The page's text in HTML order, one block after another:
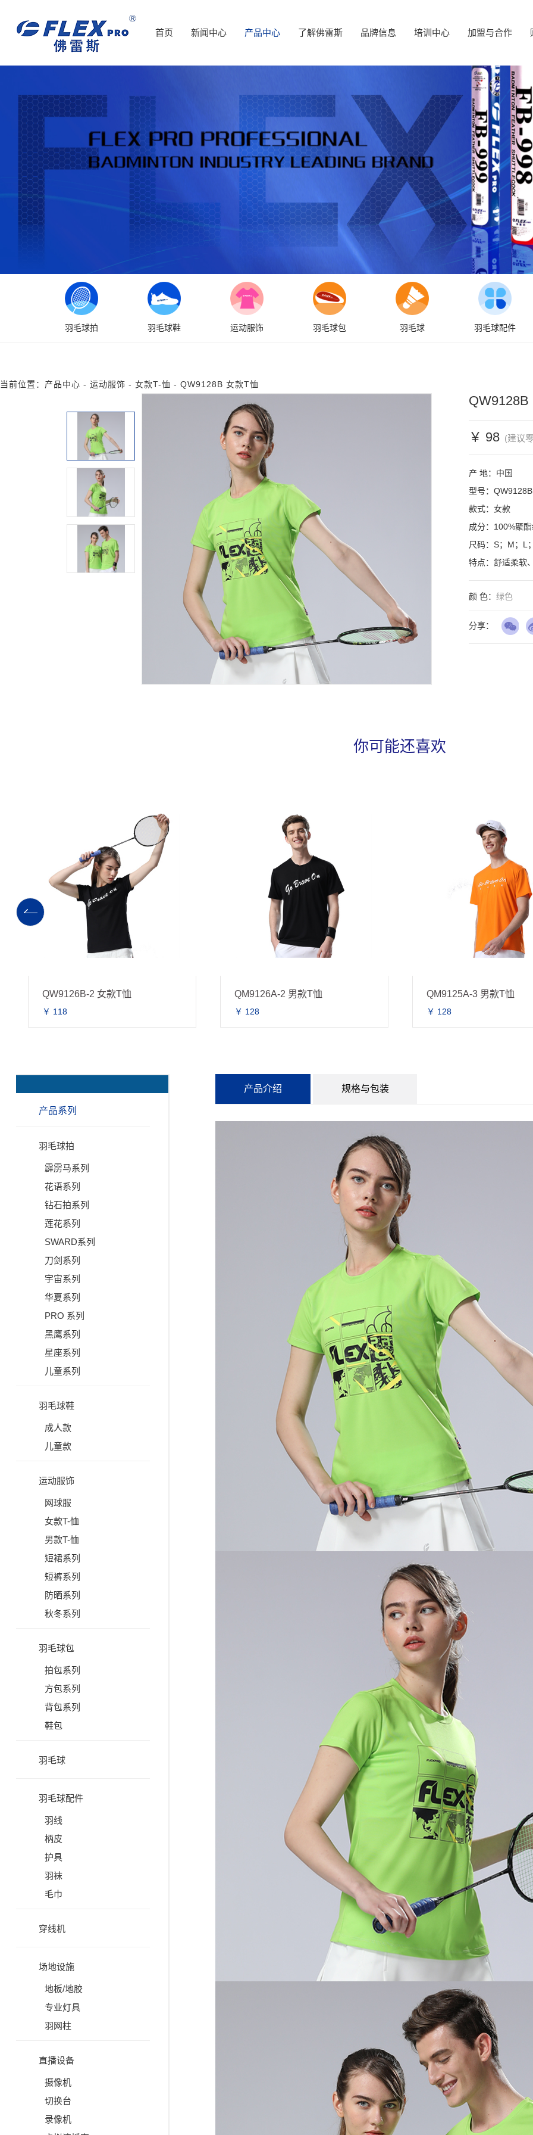
首页 新闻中心 产品中心 了解佛雷斯 品牌信息 培训中心 加盟与合作
羽毛球拍 羽毛球鞋 运动服饰 羽毛球包 羽毛球 羽毛球配件
当前位置： 产品中心 - 运动服饰 - 女款T-恤 - QW9128B 女款T恤
QW9128B
￥ 98(建议
产 地：中国
型号：QW9128B
款式：女款
成分：100%聚
尺码：S；M；L
特点：舒适柔软
颜 色： 绿色
分享：
你可能还喜欢
QW9126B-2 女款T恤
￥ 118
QM9126A-2 男款T恤
￥ 128
QM9125A-3 男款T恤
￥ 128
产品介绍 规格与包装
产品系列
羽毛球拍
霹雳马系列
花语系列
钻石拍系列
莲花系列
SWARD系列
刀剑系列
宇宙系列
华夏系列
PRO 系列
黑鹰系列
星座系列
儿童系列
羽毛球鞋
成人款
儿童款
运动服饰
网球服
女款T-恤
男款T-恤
短裙系列
短裤系列
防晒系列
秋冬系列
羽毛球包
拍包系列
方包系列
背包系列
鞋包
羽毛球
羽毛球配件
羽线
柄皮
护具
羽袜
毛巾
穿线机
场地设施
地板/地胶
专业灯具
羽网柱
直播设备
摄像机
切换台
录像机